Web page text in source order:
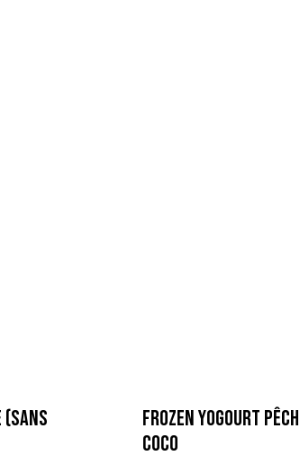
Frozen Yogourt
Coco